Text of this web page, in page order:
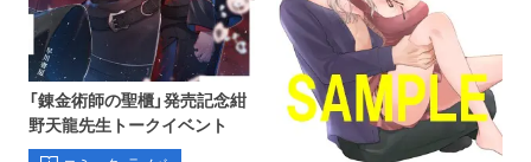
「錬金術師の聖櫃」発売記念紺
野天龍先生トークイベント